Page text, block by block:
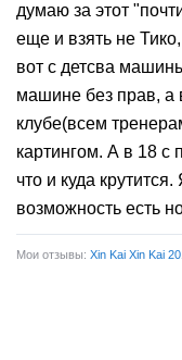
думаю за этот
еще и взять не
вот с детсва
машине без прав, а
клубе(всем
картингом. А в 18 с
что и куда
возможность есть
Мои отзывы: Xin Kai Xin Kai